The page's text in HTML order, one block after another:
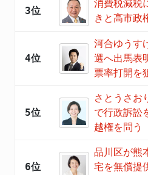
3位
消費税減税
きと高市
4位
河合ゆうす
選へ出馬表
票率打開
5位
さとうさお
で行政訴訟
越権を問
6位
品川区が熊
宅を無償提